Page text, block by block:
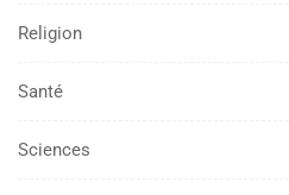
Religion
Santé
Sciences